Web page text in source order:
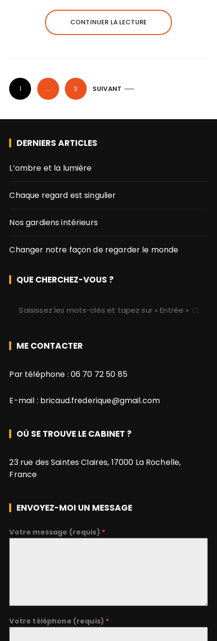
CONTINUER LA LECTURE
P
a
g
i
a
t
o
n
e
u
b
l
c
a
t
i
o
n
s
1 … 3 SUIVANT
DERNIERS ARTICLES
L’ombre et la lumière
Chaque regard est singulier
Nos gardiens intérieurs
Changer notre façon de regarder le monde
QUE CHERCHEZ-VOUS ?
h
e
c
e
u
:
ME CONTACTER
Par téléphone : 06 70 72 50 85
E-mail : bricaud.frederique@gmail.com
OÙ SE TROUVE LE CABINET ?
23 rue des Saintes Claires, 17000 La Rochelle,
France
ENVOYEZ-MOI UN MESSAGE
Votre message (requis) *
Votre téléphone (requis) *